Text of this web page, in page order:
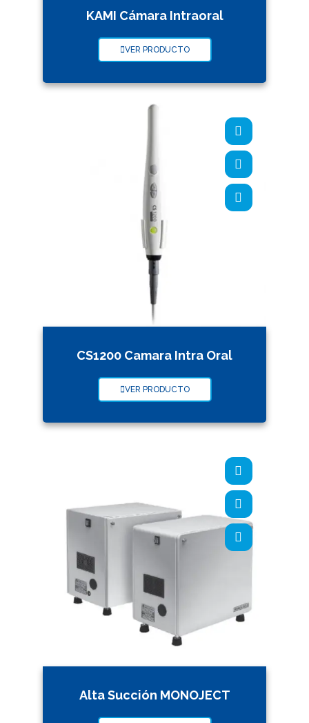
KAMI Cámara Intraoral
VER PRODUCTO
CS1200 Camara Intra Oral
VER PRODUCTO
Alta Succión MONOJECT